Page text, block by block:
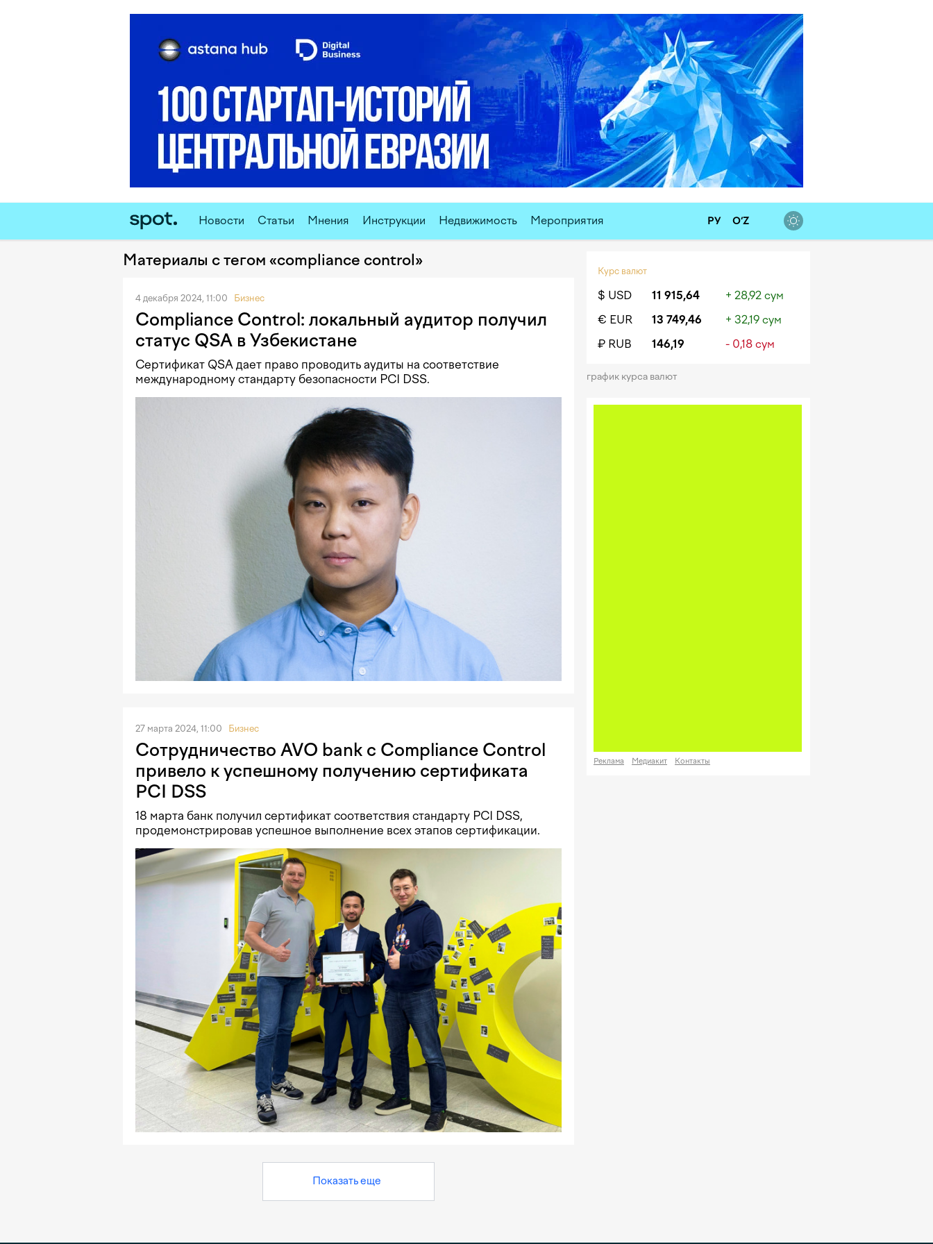
Новости Статьи Мнения Инструкции Недвижимость Мероприятия РУ O‘Z
Материалы с тегом «compliance control»
4 декабря 2024, 11:00 Бизнес
Compliance Control: локальный аудитор получил
статус QSA в Узбекистане
Сертификат QSA дает право проводить аудиты на соответствие
международному стандарту безопасности PCI DSS.
27 марта 2024, 11:00 Бизнес
Сотрудничество AVO bank с Compliance Control
привело к успешному получению сертификата
PCI DSS
18 марта банк получил сертификат соответствия стандарту PCI DSS,
продемонстрировав успешное выполнение всех этапов сертификации.
Показать еще
Курс валют
$ USD 11 915,64
+ 28,92 сум
€ EUR
13 749,46
+ 32,19 сум
₽ RUB
146,19 - 0,18 сум
график курса валют
Реклама Медиакит Контакты